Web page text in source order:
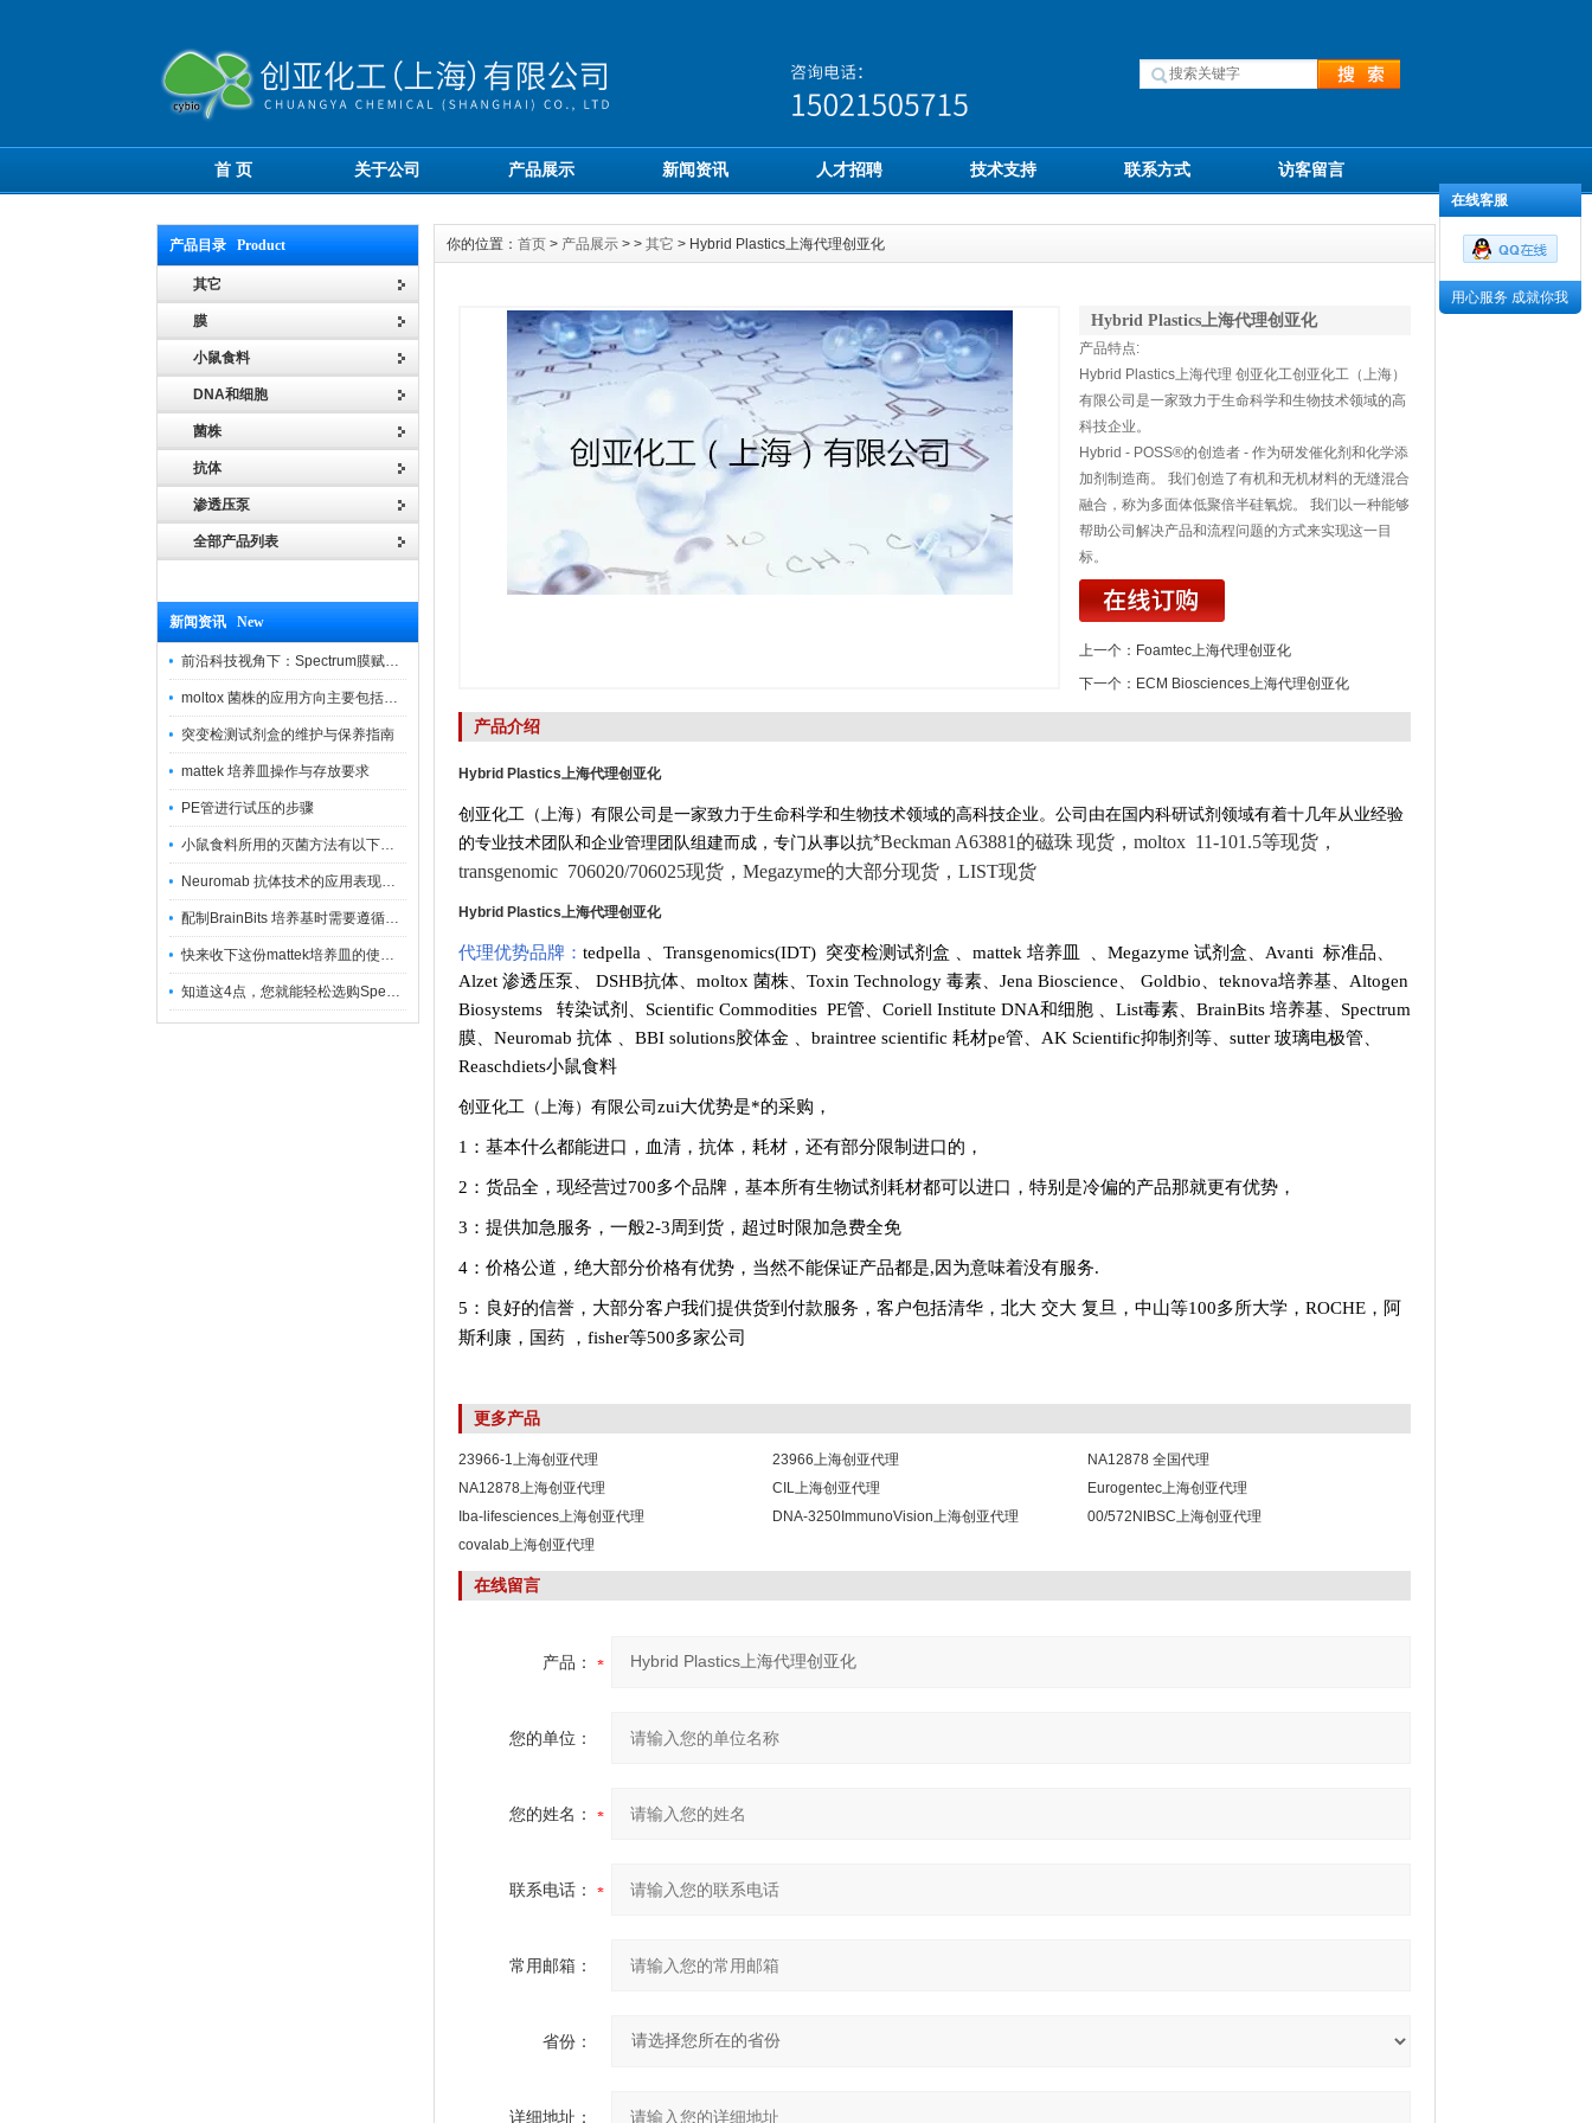
首 页 关于公司 产品展示 新闻资讯 人才招聘 技术支持 联系方式 访客留言
产品目录 Product
其它
膜
小鼠食料
DNA和细胞
菌株
抗体
渗透压泵
全部产品列表
新闻资讯 New
前沿科技视角下：Spectrum膜赋能精密制造
moltox 菌株的应用方向主要包括以下几个方面
突变检测试剂盒的维护与保养指南
mattek 培养皿操作与存放要求
PE管进行试压的步骤
小鼠食料所用的灭菌方法有以下三种
Neuromab 抗体技术的应用表现在这几方面
配制BrainBits 培养基时需要遵循的原则
快来收下这份mattek培养皿的使用指南
知道这4点，您就能轻松选购Spectrum 膜
你的位置： 首页 > 产品展示 > > 其它 > Hybrid Plastics上海代理创亚化
Hybrid Plastics上海代理创亚化
产品特点:
Hybrid Plastics上海代理 创亚化工创亚化工（上海）
有限公司是一家致力于生命科学和生物技术领域的高
科技企业。
Hybrid - POSS®的创造者 - 作为研发催化剂和化学添
加剂制造商。 我们创造了有机和无机材料的无缝混合
融合，称为多面体低聚倍半硅氧烷。 我们以一种能够
帮助公司解决产品和流程问题的方式来实现这一目
标。
上一个： Foamtec上海代理创亚化
下一个： ECM Biosciences上海代理创亚化
产品介绍
Hybrid Plastics上海代理创亚化
创亚化工（上海）有限公司是一家致力于生命科学和生物技术领域的高科技企业。公司由在国内科研试剂领域有着十几年从业经验
的专业技术团队和企业管理团队组建而成，专门从事以抗*Beckman A63881的磁珠 现货，moltox 11-101.5等现货，
transgenomic 706020/706025现货，Megazyme的大部分现货，LIST现货
Hybrid Plastics上海代理创亚化
代理优势品牌： tedpella Transgenomics(IDT) 突变检测试剂盒 mattek 培养皿 Megazyme 试剂盒 Avanti 标准品
Alzet 渗透压泵
DSHB抗体 moltox 菌株 Toxin Technology 毒素、 Jena Bioscience Goldbio teknova培养基
Altogen
Biosystems 转染试剂
Scientific Commodities PE管 Coriell Institute DNA和细胞 List毒素、 BrainBits 培养基
Spectrum
膜
Neuromab 抗体 BBI solutions胶体金 braintree scientific 耗材pe管 AK Scientific抑制剂等、 sutter 玻璃电极管
Reaschdiets小鼠食料
创亚化工（上海）有限公司zui大优势是*的采购，
1：基本什么都能进口，血清，抗体，耗材，还有部分限制进口的，
2：货品全，现经营过700多个品牌，基本所有生物试剂耗材都可以进口，特别是冷偏的产品那就更有优势，
3：提供加急服务，一般2-3周到货，超过时限加急费全免
4：价格公道，绝大部分价格有优势，当然不能保证产品都是,因为意味着没有服务.
5：良好的信誉，大部分客户我们提供货到付款服务，客户包括清华，北大 交大 复旦，中山等100多所大学，ROCHE，阿
斯利康，国药
，fisher等500多家公司
更多产品
23966-1上海创亚代理 23966上海创亚代理
NA12878 全国代理
NA12878上海创亚代理
CIL上海创亚代理
Eurogentec上海创亚代理
Iba-lifesciences上海创亚代理
DNA-3250ImmunoVision上海创亚代理
00/572NIBSC上海创亚代理
covalab上海创亚代理
在线留言
产品：
您的单位：
您的姓名：
联系电话：
常用邮箱：
省份：
详细地址：
在线客服
用心服务 成就你我